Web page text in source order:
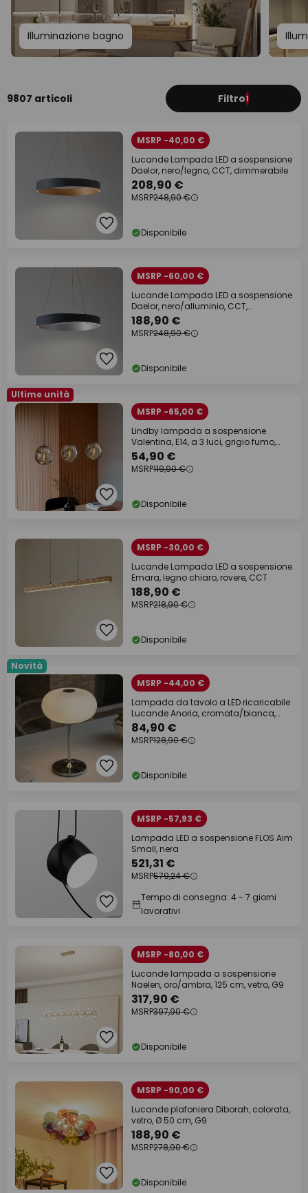
Illuminazione bagno
9807 articoli Filtro1
MSRP -40,00 €
Lucande Lampada LED a sospensione
Daelor, nero/legno, CCT, dimmerabile
208,90 €
MSRP248,90 €
Disponibile
MSRP -60,00 €
Lucande Lampada LED a sospensione
Daelor, nero/alluminio, CCT,
dimmerabile
188,90 €
MSRP248,90 €
Disponibile
Ultime unità
MSRP -65,00 €
Lindby lampada a sospensione
Valentina, E14, a 3 luci, grigio fumo,
vetro
54,90 €
MSRP119,90 €
Disponibile
MSRP -30,00 €
Lucande Lampada LED a sospensione
Emara, legno chiaro, rovere, CCT
188,90 €
MSRP218,90 €
Disponibile
Novità
MSRP -44,00 €
Lampada da tavolo a LED ricaricabile
Lucande Anoria, cromata/bianca,
vetro IP44
84,90 €
MSRP128,90 €
Disponibile
MSRP -57,93 €
Lampada LED a sospensione FLOS Aim
Small, nera
521,31 €
MSRP579,24 €
Tempo di consegna: 4 - 7 giorni
lavorativi
MSRP -80,00 €
Lucande lampada a sospensione
Naelen, oro/ambra, 125 cm, vetro, G9
317,90 €
MSRP397,90 €
Disponibile
MSRP -90,00 €
Lucande plafoniera Diborah, colorata,
vetro, Ø 50 cm, G9
188,90 €
MSRP278,90 €
Disponibile